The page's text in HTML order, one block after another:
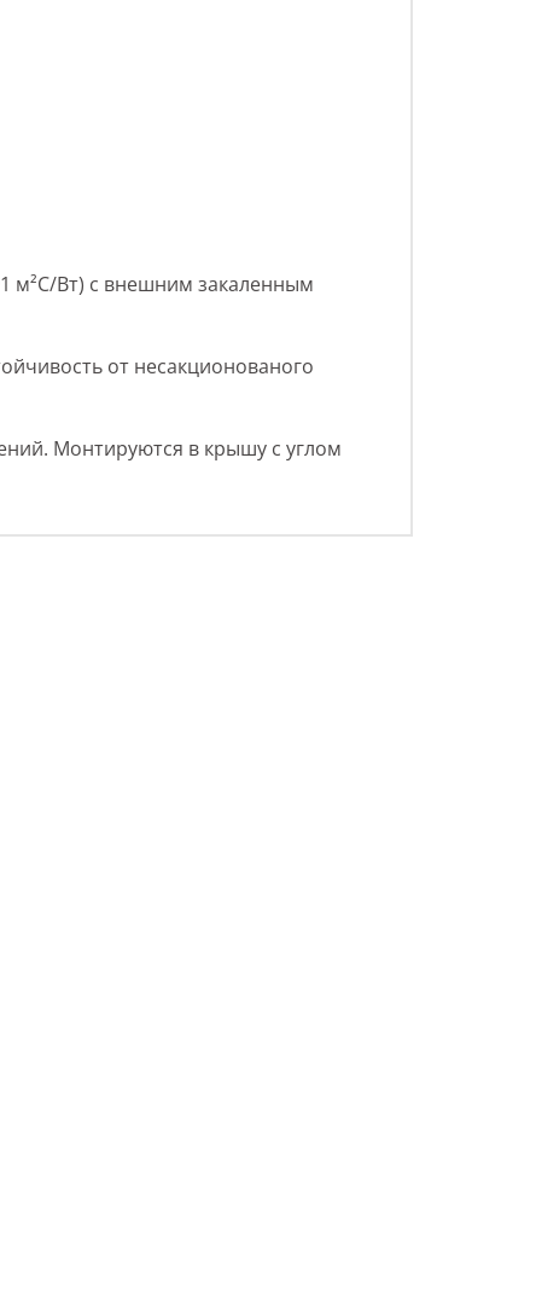
м²С/Вт) с внешним закаленным
от несакционованого
Монтируются в крышу с углом